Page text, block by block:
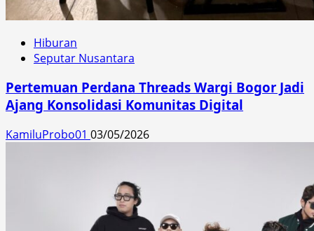
Hiburan
Seputar Nusantara
Pertemuan Perdana Threads Wargi Bogor Jadi
Ajang Konsolidasi Komunitas Digital
KamiluProbo01 03/05/2026